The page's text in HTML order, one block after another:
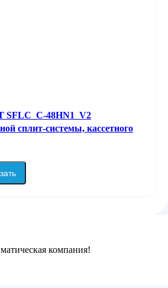
SFLC_C-48HN1_V2
сплит-системы, кассетного
компания!